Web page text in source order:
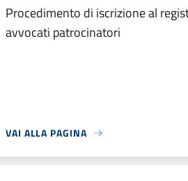
Procedimento di iscrizione al
avvocati patrocinatori
VAI ALLA PAGINA